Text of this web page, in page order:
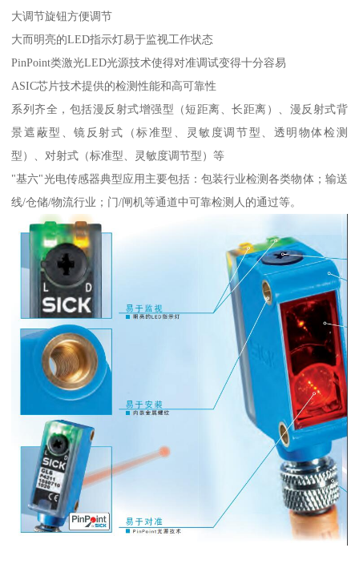
大调节旋钮方便调节
大而明亮的LED指示灯易于监视工作状态
PinPoint类激光LED光源技术使得对准调试变得十分容易
ASIC芯片技术提供的检测性能和高可靠性
系列齐全，包括漫反射式增强型（短距离、长距离）、漫反射式背
景遮蔽型、镜反射式（标准型、灵敏度调节型、透明物体检测
型）、对射式（标准型、灵敏度调节型）等
"基六"光电传感器典型应用主要包括：包装行业检测各类物体；输送
线/仓储/物流行业；门/闸机等通道中可靠检测人的通过等。